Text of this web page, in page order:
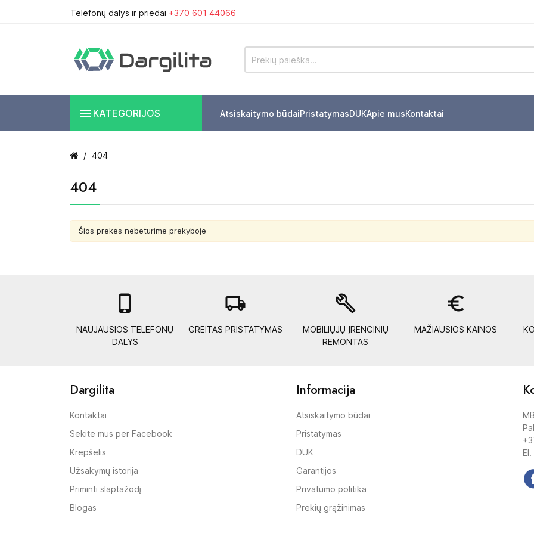
Telefonų dalys ir priedai +370 601 44066
 KATEGORIJOS Atsiskaitymo būdaiPristatymasDUKApie musKontaktai
404
404
Šios prekės nebeturime prekyboje

NAUJAUSIOS TELEFONŲ
DALYS
local_shipping
GREITAS PRISTATYMAS
build
MOBILIŲJŲ ĮRENGINIŲ
REMONTAS
euro_symbol
MAŽIAUSIOS KAINOS
Dargilita
Kontaktai
Sekite mus per Facebook
Krepšelis
Užsakymų istorija
Priminti slaptažodį
Blogas
Informacija
Atsiskaitymo būdai
Pristatymas
DUK
Garantijos
Privatumo politika
Prekių grąžinimas